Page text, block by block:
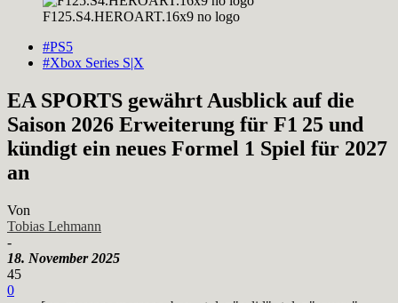
F125.S4.HEROART.16x9 no logo
#PS5
#Xbox Series S|X
EA SPORTS gewährt Ausblick auf die
Saison 2026 Erweiterung für F1 25 und
kündigt ein neues Formel 1 Spiel für 2027
an
Von
Tobias Lehmann
-
18. November 2025
45
0